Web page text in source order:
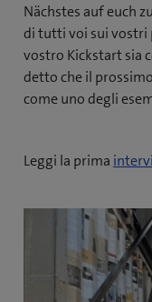
Nächstes auf euch
di tutti voi sui vostri
vostro Kickstart sia
detto che il
come uno degli
Leggi la prima